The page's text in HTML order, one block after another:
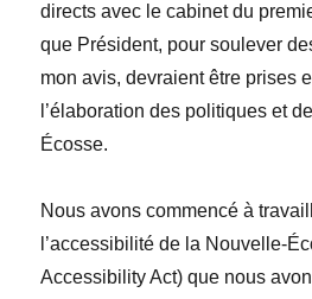
directs avec le cabinet du
que Président, pour soulever
mon avis, devraient être prises
l’élaboration des politiques et
Écosse.
Nous avons commencé à
l’accessibilité de la Nouvelle-
Accessibility Act) que nous